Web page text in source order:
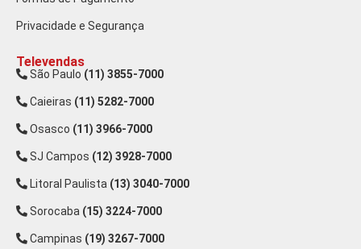
Privacidade e Segurança
Televendas
São Paulo (11) 3855-7000
Caieiras (11) 5282-7000
Osasco (11) 3966-7000
SJ Campos (12) 3928-7000
Litoral Paulista (13) 3040-7000
Sorocaba (15) 3224-7000
Campinas (19) 3267-7000